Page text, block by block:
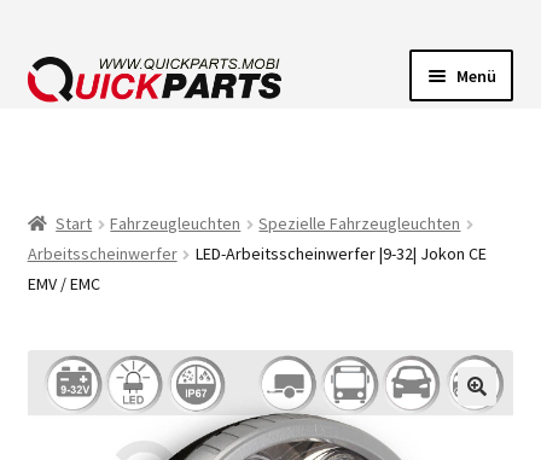
Menü
FÖRDERPUMPEN
Start Fahrzeugleuchten
Spezielle Fahrzeugleuchten
Arbeitsscheinwerfer
LED-Arbeitsscheinwerfer |9-32| Jokon CE
EMV / EMC